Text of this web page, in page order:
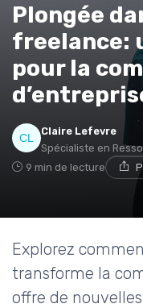
Plongée
freelance:
pour la
Claire Lefevre
Spécialiste en
9 min de lecture
Explorez
transforme la
offre de